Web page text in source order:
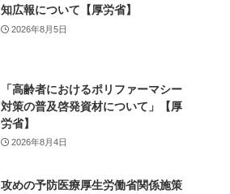
知広報について【厚労省】
2026年8月5日
「高齢者におけるポリファーマシー
対策の普及啓発資材について」【厚
労省】
2026年8月4日
攻めの予防医療厚生労働省関係施策